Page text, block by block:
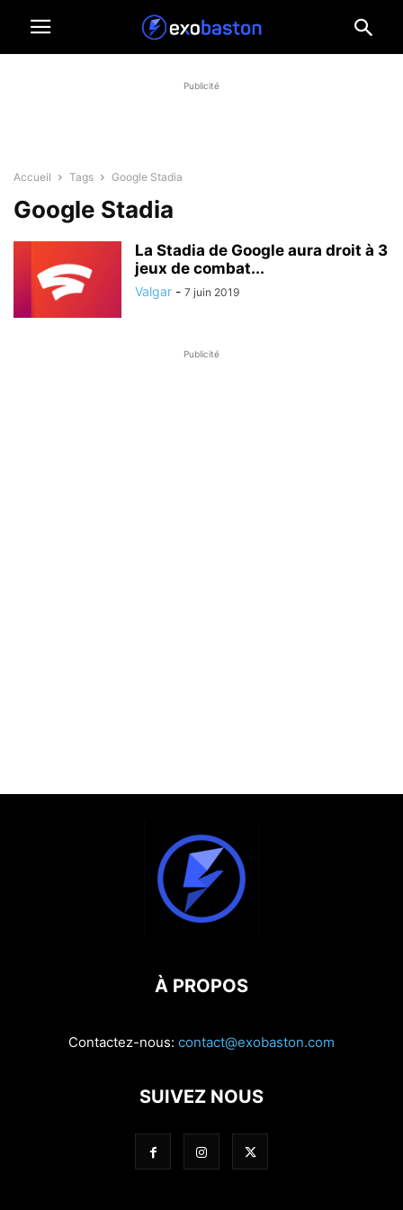
Publicité
Accueil Tags Google Stadia
Google Stadia
La Stadia de Google aura droit à 3
jeux de combat...
Valgar - 7 juin 2019
Publicité
À PROPOS
Contactez-nous: contact@exobaston.com
SUIVEZ NOUS